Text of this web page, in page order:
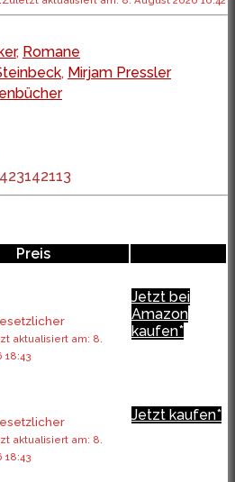
, Romane
, Mirjam Pressler
Preis
aktualisiert am: 8.
18:43
Jetzt bei
Amazon
kaufen*
aktualisiert am: 8.
18:43
Jetzt kaufen*